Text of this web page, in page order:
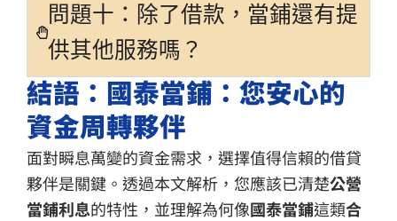
問題十：除了借款，當鋪還有提
供其他服務嗎？
結語：國泰當鋪：您安心的
資金周轉夥伴
面對瞬息萬變的資金需求，選擇值得信賴的借貸
夥伴是關鍵。透過本文解析，您應該已清楚公營
當鋪利息的特性，並理解為何像國泰當鋪這類合